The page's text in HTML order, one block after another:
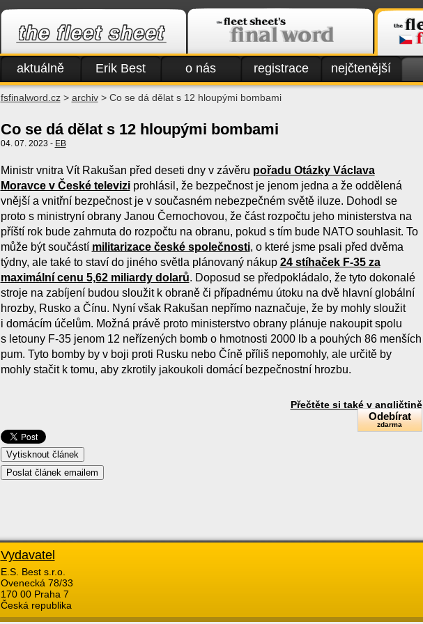
aktuálně Erik Best o nás registrace nejčtenější
fsfinalword.cz> archiv> Co se dá dělat s 12 hloupými bombami
Co se dá dělat s 12 hloupými bombami
04. 07. 2023 - EB
Ministr vnitra Vít Rakušan před deseti dny v závěru pořadu Otázky Václava
Moravce v České televiziprohlásil, že bezpečnost je jenom jedna a že oddělená
vnější a vnitřní bezpečnost je v současném nebezpečném světě iluze. Dohodl se
proto s ministryní obrany Janou Černochovou, že část rozpočtu jeho ministerstva na
příští rok bude zahrnuta do rozpočtu na obranu, pokud s tím bude NATO souhlasit. To
může být součástí militarizace české společnosti, o které jsme psali před dvěma
týdny, ale také to staví do jiného světla plánovaný nákup 24 stíhaček F-35 za
maximální cenu 5,62 miliardy dolarů. Doposud se předpokládalo, že tyto dokonalé
stroje na zabíjení budou sloužit k obraně či případnému útoku na dvě hlavní globální
hrozby, Rusko a Čínu. Nyní však Rakušan nepřímo naznačuje, že by mohly sloužit
i domácím účelům. Možná právě proto ministerstvo obrany plánuje nakoupit spolu
s letouny F-35 jenom 12 neřízených bomb o hmotnosti 2000 lb a pouhých 86 menších
pum. Tyto bomby by v boji proti Rusku nebo Číně příliš nepomohly, ale určitě by
mohly stačit k tomu, aby zkrotily jakoukoli domácí bezpečnostní hrozbu.
Přečtěte si také v angličtině
Odebírat
zdarma
Vydavatel
E.S. Best s.r.o.
Ovenecká 78/33
170 00 Praha 7
Česká republika